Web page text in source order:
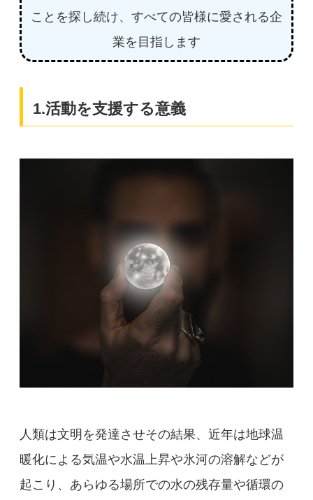
ことを探し続け、すべての皆様に愛される企
業を目指します
1.活動を支援する意義
人類は文明を発達させその結果、近年は地球温
暖化による気温や水温上昇や氷河の溶解などが
起こり、あらゆる場所での水の残存量や循環の